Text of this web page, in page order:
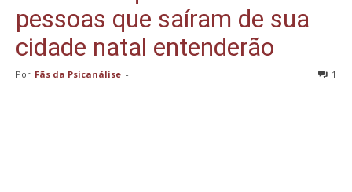
pessoas que saíram de sua
cidade natal entenderão
Por Fãs da Psicanálise - 1